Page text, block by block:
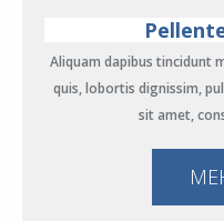
Aliquam dapibus tincidunt
quis, lobortis dignissim,
sit amet,